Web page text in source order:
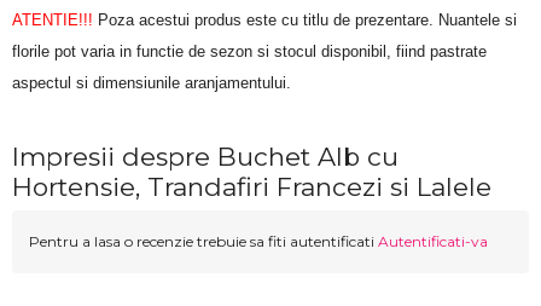
ATENTIE!!! Poza acestui produs este cu titlu de prezentare. Nuantele si
florile pot varia in functie de sezon si stocul disponibil, fiind pastrate
aspectul si dimensiunile aranjamentului.
Impresii despre Buchet Alb cu
Hortensie, Trandafiri Francezi si Lalele
Pentru a lasa o recenzie trebuie sa fiti autentificati Autentificati-va